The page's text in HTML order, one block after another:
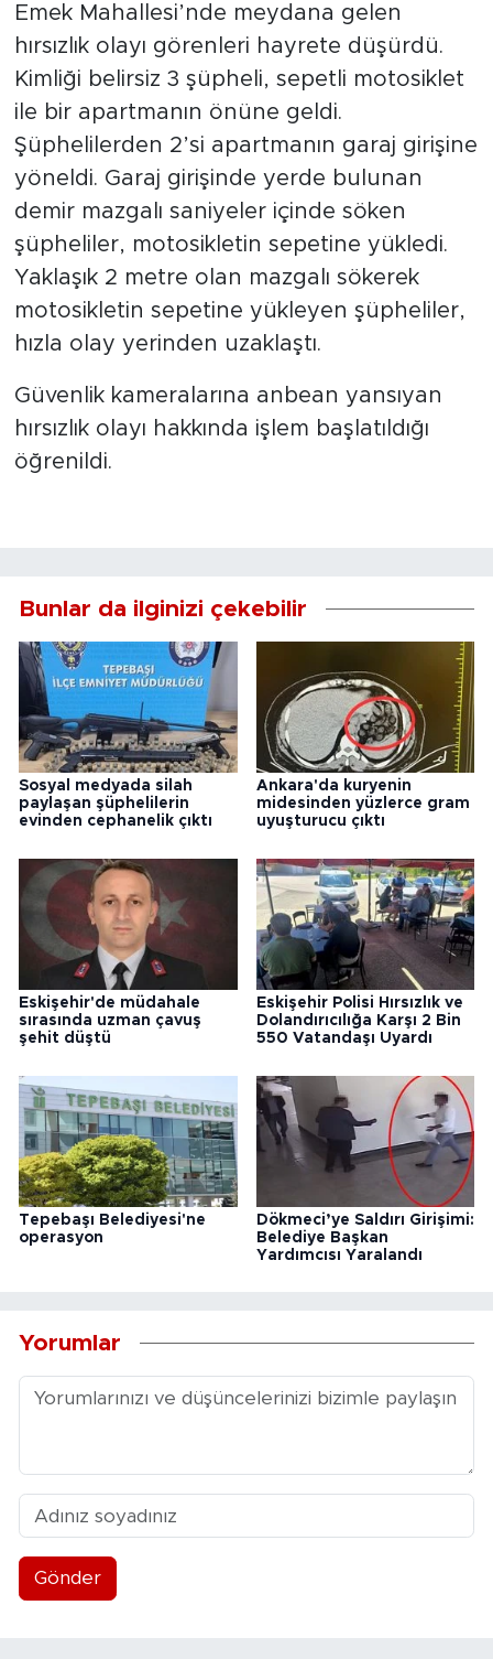
Emek Mahallesi’nde meydana gelen
hırsızlık olayı görenleri hayrete düşürdü.
Kimliği belirsiz 3 şüpheli, sepetli motosiklet
ile bir apartmanın önüne geldi.
Şüphelilerden 2’si apartmanın garaj girişine
yöneldi. Garaj girişinde yerde bulunan
demir mazgalı saniyeler içinde söken
şüpheliler, motosikletin sepetine yükledi.
Yaklaşık 2 metre olan mazgalı sökerek
motosikletin sepetine yükleyen şüpheliler,
hızla olay yerinden uzaklaştı.
Güvenlik kameralarına anbean yansıyan
hırsızlık olayı hakkında işlem başlatıldığı
öğrenildi.
Bunlar da ilginizi çekebilir
Sosyal medyada silah
paylaşan şüphelilerin
evinden cephanelik çıktı
Ankara'da kuryenin
midesinden yüzlerce gram
uyuşturucu çıktı
Eskişehir'de müdahale
sırasında uzman çavuş
şehit düştü
Eskişehir Polisi Hırsızlık ve
Dolandırıcılığa Karşı 2 Bin
550 Vatandaşı Uyardı
Tepebaşı Belediyesi'ne
operasyon
Dökmeci’ye Saldırı Girişimi:
Belediye Başkan
Yardımcısı Yaralandı
Yorumlar
Gönder